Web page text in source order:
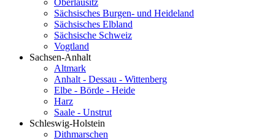
Oberlausitz
Sächsisches Burgen- und Heideland
Sächsisches Elbland
Sächsische Schweiz
Vogtland
Sachsen-Anhalt
Altmark
Anhalt - Dessau - Wittenberg
Elbe - Börde - Heide
Harz
Saale - Unstrut
Schleswig-Holstein
Dithmarschen